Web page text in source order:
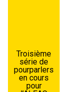
Troisième
série de
pourparlers
en cours
pour